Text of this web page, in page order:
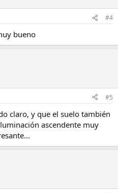
#4
bueno
#5
claro, y que el suelo también
ascendente muy